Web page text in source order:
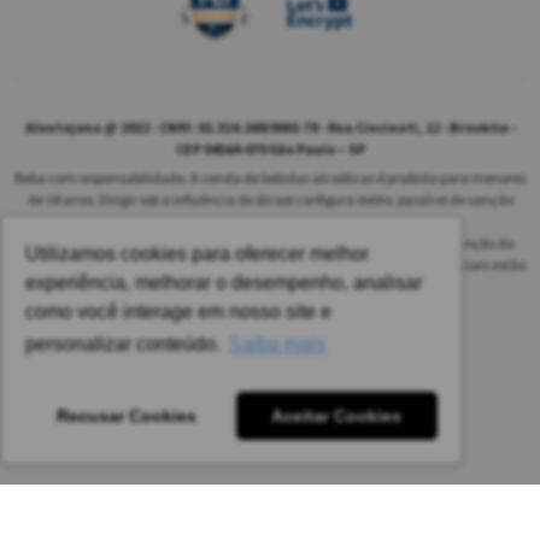
Utilizamos cookies para oferecer melhor
experiência, melhorar o desempenho, analisar
como você interage em nosso site e
personalizar conteúdo.
Saiba mais
Recusar Cookies Aceitar Cookies
Alentejana @ 2022 - CNPJ: 02.314.269/0001-78 - Rua Cincinati, 12 - Brooklin -
CEP 04564-070 São Paulo – SP
Beba com responsabilidade. A venda de bebidas alcoólicas é proibida para menores
de 18 anos. Dirigir sob a influência de álcool configura delito, passível de sanção
As safras dos vinhos poderão ser diferentes das informadas no site em função da
disponibilidade do nosso estoque. Alteração de preços e condições comerciais estão
sujeitas a alteração sem aviso prévio.
Pedido mínimo: R$ 1.650,00 para todas as regiões.
Imagens meramente ilustrativas.